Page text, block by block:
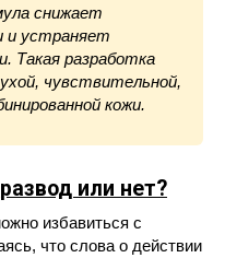
снижает
и устраняет
Такая разработка
чувствительной,
кожи.
развод или нет?
избавиться с
что слова о действии